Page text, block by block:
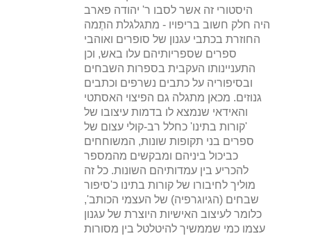
היסטורי זה אשר לסבו ר' יהודה פארב
היה חלק חשוב בריפויו - מתגלגלת התֶמה
החוזרת בכתבי עגנון של סופרים ואוהבי
ספרים שספריותיהם עלו באש, וכן
התעניינותו העקבית בספרות השבחים
ובסיפוריה על כתבים נשרפים וכתבים
גנוזים. מכאן מתגלה גם הפיצוי האסתטי
והאידאי שנמצא לו בדמות עיצובו של
'קורות בתינו' כחלל רב-קולי עצום של
ספרים בני תקופות שונות, המשוחחים
כביכול ביניהם ומבקשים מהמספר
להכריע בין עמדותיהם השונות. כל זה
מוליך לחיבורו של קורות בתינו כ'סיפור
שבחים (הגיוגרפיה) של העצמי הכותב',
כלומר לעיצוב האישיות היוצרת של עגנון
עצמו כמי שממשיך להיטלטל בין מסורות